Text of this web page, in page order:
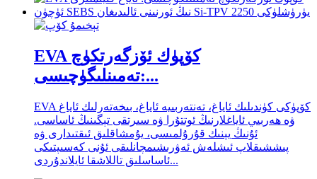
EVA كۆپۈك ئۆزگەرتكۈچ
تەمىنلىگۈچىسى:...
EVA كۆپۈكى كۈندىلىك ئاياغ، تەنتەربىيە ئاياغ، بىخەتەرلىك ئاياغ
ۋە ھەربىي ئاياغلارنىڭ ئوتتۇرا ۋە سىرتقى تېگىنىڭ ئاساسى.
ئۇنىڭ يېنىك قۇرۇلمىسى، يۇمشاقلىق ئىقتىدارى ۋە
پىششىقلاپ ئىشلەش ئەۋرىشىمچانلىقى ئۇنى كەسىپتىكى
ئاساسلىق تاللاشقا ئايلاندۇردى...